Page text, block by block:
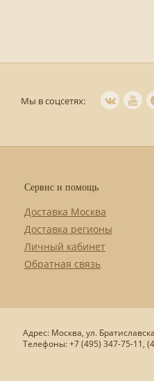
Мы в соцсетях:
Сервис и помощь
Доставка Москва
Доставка регионы
Личный кабинет
Обратная связь
Адрес: Москва, ул.
Телефоны: +7 (495) 347-75-11,